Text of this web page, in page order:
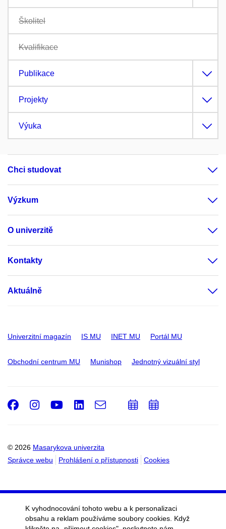
Školitel
Kvalifikace
Publikace
Projekty
Výuka
Chci studovat
Výzkum
O univerzitě
Kontakty
Aktuálně
Univerzitní magazín IS MU INET MU Portál MU
Obchodní centrum MU Munishop Jednotný vizuální styl
© 2026 Masarykova univerzita
Správce webu
Prohlášení o přístupnosti Cookies
Facebook
Instagram
Youtube
LinkedIn
e-
PřidatPřidat
K vyhodnocování tohoto webu a k personalizaci
obsahu a reklam používáme soubory cookies. Když